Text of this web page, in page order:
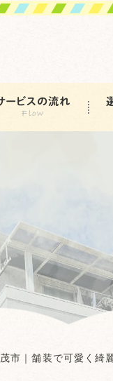
ービスの流れ
市｜舗装で可愛く綺